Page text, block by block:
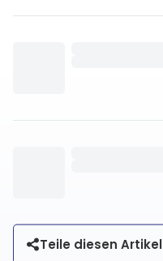
Teile diesen Artikel